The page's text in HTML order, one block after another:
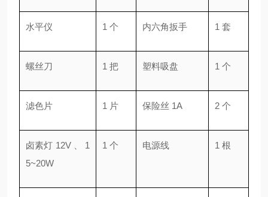
水平仪 1 个 内六角扳手 1 套
螺丝刀 1 把 塑料吸盘 1 个
滤色片 1 片 保险丝 1A 2 个
卤素灯 12V 、 1
5~20W
1 个 电源线 1 根